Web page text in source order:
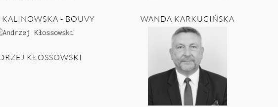
KALINOWSKA - BOUVY WANDA KARKUCIŃSKA
KŁOSSOWSKI